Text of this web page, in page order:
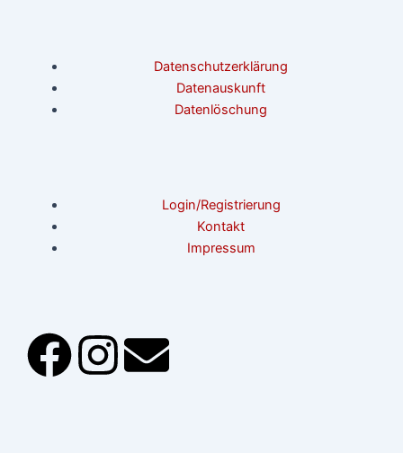
Datenschutzerklärung
Datenauskunft
Datenlöschung
Login/Registrierung
Kontakt
Impressum
F I
E